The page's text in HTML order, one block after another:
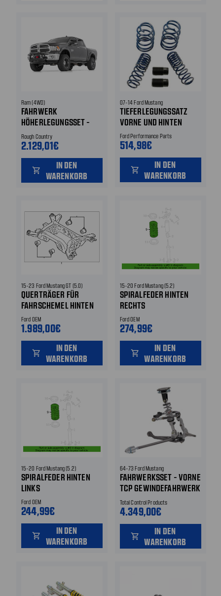
Ram (4WD)
FAHRWERK
HÖHERLEGUNGSSET -
ROUGH COUNTRY - 6 "
HÖHER
Rough Country
2.129,01€
shopping_cart
IN DEN
WARENKORB
07-14 Ford Mustang
TIEFERLEGUNGSSATZ
VORNE UND HINTEN
Ford Performance Parts
514,98€
shopping_cart
IN DEN
WARENKORB
15-23 Ford Mustang GT (5.0)
QUERTRÄGER FÜR
FAHRSCHEMEL HINTEN
Ford OEM
1.989,00€
shopping_cart
IN DEN
WARENKORB
15-20 Ford Mustang (5.2)
SPIRALFEDER HINTEN
RECHTS
Ford OEM
274,99€
shopping_cart
IN DEN
WARENKORB
15-20 Ford Mustang (5.2)
SPIRALFEDER HINTEN
LINKS
Ford OEM
244,99€
shopping_cart
IN DEN
WARENKORB
64-73 Ford Mustang
FAHRWERKSSET - VORNE
TCP GEWINDEFAHRWERK
500LB/IN (2-FACH
DÄMPFER) VORNE
Total Control Products
4.349,00€
shopping_cart
IN DEN
WARENKORB